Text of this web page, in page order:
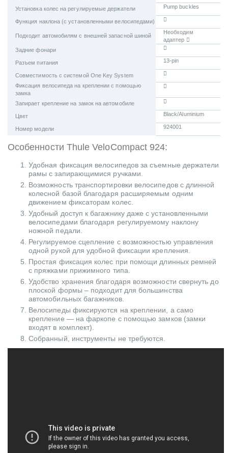
Установка колес на регулируемые держатели Pump buckles
Функция наклона (с установленными велосипедами)
Подходит автомобилям с внешней запасной шиной
Необходим
адаптер
Задние фонари
Разъем питания 13-pin
Совместимость с системой One Key System
Фиксация велосипеда на креплении с помощью
замка
Запирает крепление на замок на автомобиле
Цвет Black/Aluminium
Номер модели 924001
Особенности Thule VeloCompact 924:
Удобная фиксация велосипедов за съемные держатели
рамы с запирающимися ручками.
Возможность транспортировки велосипедов с длинной
колесной базой благодаря расширяемым одним
движением фиксаторам колес.
Удобный доступ к багажнику даже с установленными
велосипедами благодаря регулируемому наклону
ножной педали.
Регулируемое сцепление с возможностью управления
одной рукой для удобной фиксации крепления.
Простая фиксация колес при помощи длинных ремней
с пряжками прижимного типа.
Удобство хранения благодаря возможности свернуть до
плоской формы – подходит для большинства
автомобильных багажников.
Велосипеды фиксируются на креплении, а само
крепление — на фаркопе с помощью замков (замки
входят в комплект).
Собранный, инструменты не требуются.